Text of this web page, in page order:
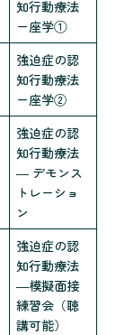
知行動療法
ー座学①
強迫症の認
知行動療法
ー座学②
強迫症の認
知行動療法
― デモンス
トレーショ
ン
強迫症の認
知行動療法
―模擬面接
練習会（聴
講可能）